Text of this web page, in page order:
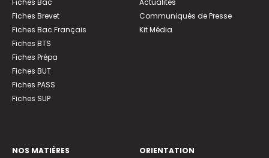
Fiches Brevet
Fiches Bac Français
Fiches BTS
Fiches Prépa
Fiches BUT
Fiches PASS
Fiches SUP
Communiqués de Presse
Kit Média
NOS MATIÈRES
ORIENTATION